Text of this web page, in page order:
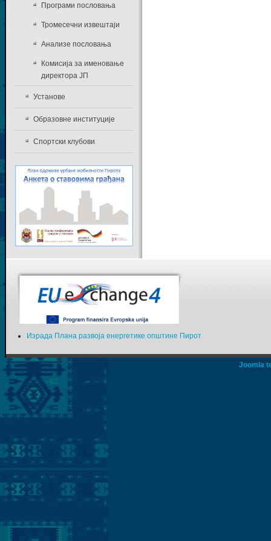
Програми пословања
Тромесечни извештаји
Анализе пословања
Комисија за именовање
директора ЈП
Установе
Образовне институције
Спортски клубови
Израда Плана развоја енергетике општине Пирот
Joomla